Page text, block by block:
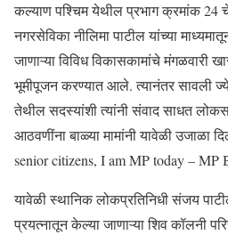
कल्याण पश्चिम येथील प्रभाग क्रमांक
नगरसेविका नीलिमा पाटील यांच्या
जाणाऱ्या विविध विकासकामांचे मंगळवारी
भूमीपूजन करण्यात आले. त्यानंतर सावली
तेथील सदस्यांशी त्यांनी संवाद साधत
आठवणींना बाळ्या मामांनी यावेळी उजाळा
senior citizens, I am MP today – MP
यावेळी स्थानिक लोकप्रतिनिधी संजय
प्रयत्नातून केल्या जाणाऱ्या शिव कॉलनी